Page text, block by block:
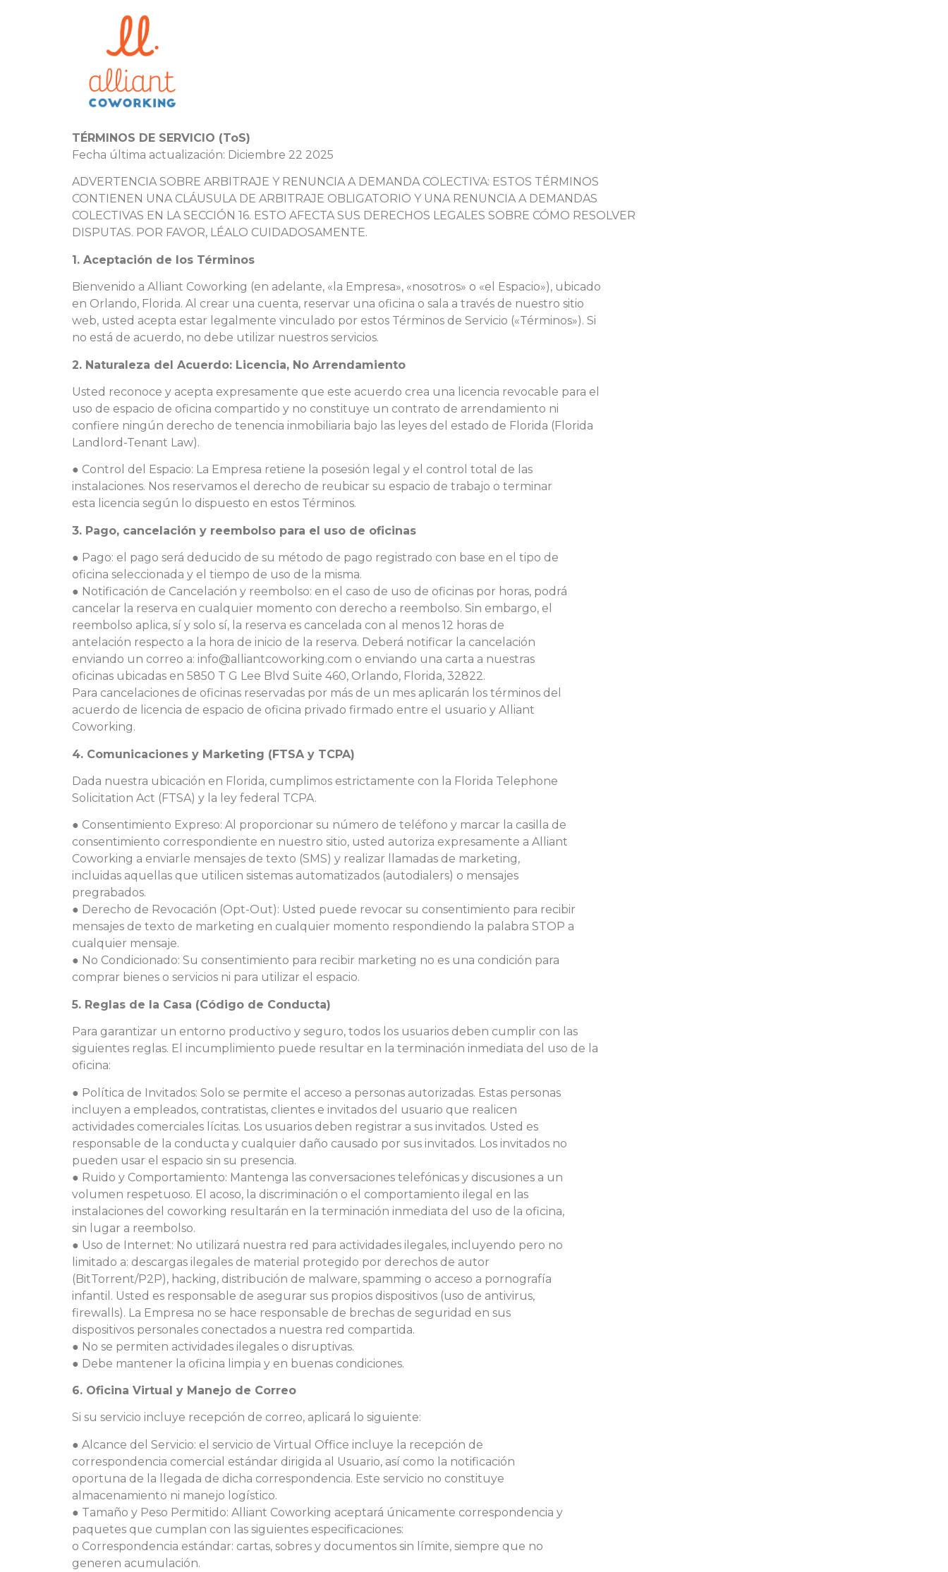
TÉRMINOS DE SERVICIO (ToS)
Fecha última actualización: Diciembre 22 2025
ADVERTENCIA SOBRE ARBITRAJE Y RENUNCIA A DEMANDA COLECTIVA: ESTOS TÉRMINOS
CONTIENEN UNA CLÁUSULA DE ARBITRAJE OBLIGATORIO Y UNA RENUNCIA A DEMANDAS
COLECTIVAS EN LA SECCIÓN 16. ESTO AFECTA SUS DERECHOS LEGALES SOBRE CÓMO RESOLVER
DISPUTAS. POR FAVOR, LÉALO CUIDADOSAMENTE.
1. Aceptación de los Términos
Bienvenido a Alliant Coworking (en adelante, «la Empresa», «nosotros» o «el Espacio»), ubicado
en Orlando, Florida. Al crear una cuenta, reservar una oficina o sala a través de nuestro sitio
web, usted acepta estar legalmente vinculado por estos Términos de Servicio («Términos»). Si
no está de acuerdo, no debe utilizar nuestros servicios.
2. Naturaleza del Acuerdo: Licencia, No Arrendamiento
Usted reconoce y acepta expresamente que este acuerdo crea una licencia revocable para el
uso de espacio de oficina compartido y no constituye un contrato de arrendamiento ni
confiere ningún derecho de tenencia inmobiliaria bajo las leyes del estado de Florida (Florida
Landlord-Tenant Law).
● Control del Espacio: La Empresa retiene la posesión legal y el control total de las
instalaciones. Nos reservamos el derecho de reubicar su espacio de trabajo o terminar
esta licencia según lo dispuesto en estos Términos.
3. Pago, cancelación y reembolso para el uso de oficinas
● Pago: el pago será deducido de su método de pago registrado con base en el tipo de
oficina seleccionada y el tiempo de uso de la misma.
● Notificación de Cancelación y reembolso: en el caso de uso de oficinas por horas, podrá
cancelar la reserva en cualquier momento con derecho a reembolso. Sin embargo, el
reembolso aplica, sí y solo sí, la reserva es cancelada con al menos 12 horas de
antelación respecto a la hora de inicio de la reserva. Deberá notificar la cancelación
enviando un correo a: info@alliantcoworking.com o enviando una carta a nuestras
oficinas ubicadas en 5850 T G Lee Blvd Suite 460, Orlando, Florida, 32822.
Para cancelaciones de oficinas reservadas por más de un mes aplicarán los términos del
acuerdo de licencia de espacio de oficina privado firmado entre el usuario y Alliant
Coworking.
4. Comunicaciones y Marketing (FTSA y TCPA)
Dada nuestra ubicación en Florida, cumplimos estrictamente con la Florida Telephone
Solicitation Act (FTSA) y la ley federal TCPA.
● Consentimiento Expreso: Al proporcionar su número de teléfono y marcar la casilla de
consentimiento correspondiente en nuestro sitio, usted autoriza expresamente a Alliant
Coworking a enviarle mensajes de texto (SMS) y realizar llamadas de marketing,
incluidas aquellas que utilicen sistemas automatizados (autodialers) o mensajes
pregrabados.
● Derecho de Revocación (Opt-Out): Usted puede revocar su consentimiento para recibir
mensajes de texto de marketing en cualquier momento respondiendo la palabra STOP a
cualquier mensaje.
● No Condicionado: Su consentimiento para recibir marketing no es una condición para
comprar bienes o servicios ni para utilizar el espacio.
5. Reglas de la Casa (Código de Conducta)
Para garantizar un entorno productivo y seguro, todos los usuarios deben cumplir con las
siguientes reglas. El incumplimiento puede resultar en la terminación inmediata del uso de la
oficina:
● Política de Invitados: Solo se permite el acceso a personas autorizadas. Estas personas
incluyen a empleados, contratistas, clientes e invitados del usuario que realicen
actividades comerciales lícitas. Los usuarios deben registrar a sus invitados. Usted es
responsable de la conducta y cualquier daño causado por sus invitados. Los invitados no
pueden usar el espacio sin su presencia.
● Ruido y Comportamiento: Mantenga las conversaciones telefónicas y discusiones a un
volumen respetuoso. El acoso, la discriminación o el comportamiento ilegal en las
instalaciones del coworking resultarán en la terminación inmediata del uso de la oficina,
sin lugar a reembolso.
● Uso de Internet: No utilizará nuestra red para actividades ilegales, incluyendo pero no
limitado a: descargas ilegales de material protegido por derechos de autor
(BitTorrent/P2P), hacking, distribución de malware, spamming o acceso a pornografía
infantil. Usted es responsable de asegurar sus propios dispositivos (uso de antivirus,
firewalls). La Empresa no se hace responsable de brechas de seguridad en sus
dispositivos personales conectados a nuestra red compartida.
● No se permiten actividades ilegales o disruptivas.
● Debe mantener la oficina limpia y en buenas condiciones.
6. Oficina Virtual y Manejo de Correo
Si su servicio incluye recepción de correo, aplicará lo siguiente:
● Alcance del Servicio: el servicio de Virtual Office incluye la recepción de
correspondencia comercial estándar dirigida al Usuario, así como la notificación
oportuna de la llegada de dicha correspondencia. Este servicio no constituye
almacenamiento ni manejo logístico.
● Tamaño y Peso Permitido: Alliant Coworking aceptará únicamente correspondencia y
paquetes que cumplan con las siguientes especificaciones:
o Correspondencia estándar: cartas, sobres y documentos sin límite, siempre que no
generen acumulación.